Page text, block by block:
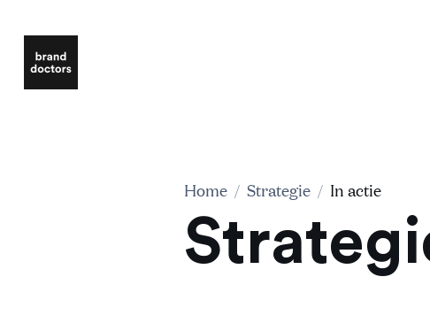
Home / Strategie / In actie